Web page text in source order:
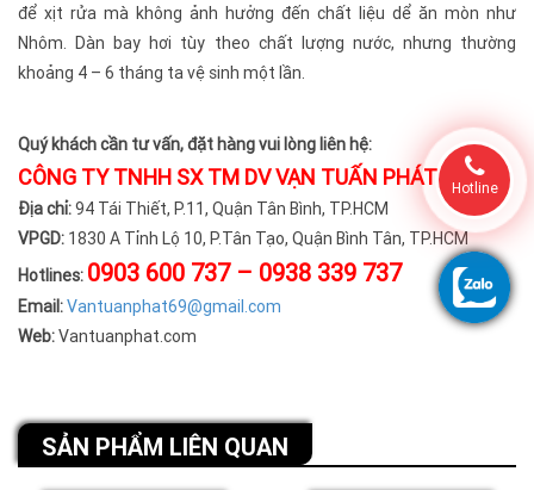
để xịt rửa mà không ảnh hưởng đến chất liệu dể ăn mòn như
Nhôm. Dàn bay hơi tùy theo chất lượng nước, nhưng thường
khoảng 4 – 6 tháng ta vệ sinh một lần.
Quý khách cần tư vấn, đặt hàng vui lòng liên hệ:
CÔNG TY TNHH SX TM DV VẠN TUẤN PHÁT
Địa chỉ:94 Tái Thiết, P.11, Quận Tân Bình, TP.HCM
VPGD: 1830 A Tỉnh Lộ 10, P.Tân Tạo, Quận Bình Tân, TP.HCM
Hotlines: 0903 600 737 – 0938 339 737
Email:Vantuanphat69@gmail.com
Web:Vantuanphat.com
SẢN PHẨM LIÊN QUAN
Hotline